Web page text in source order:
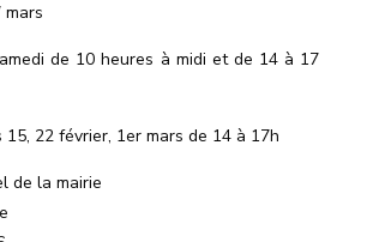
de 10 heures à midi et de 14 à 17
15, 22 février, 1er mars de 14 à 17h
de la mairie